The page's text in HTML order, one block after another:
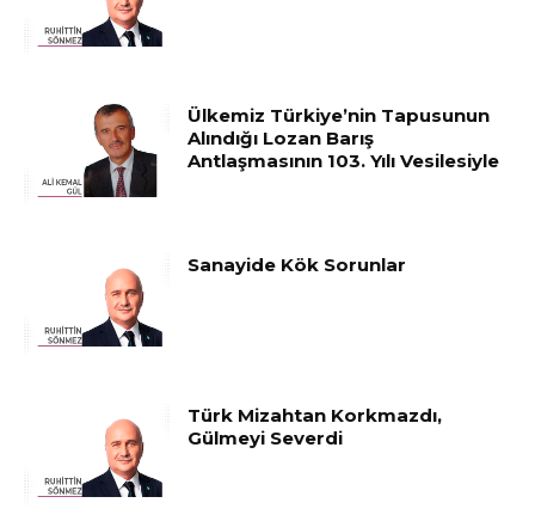
Ülkemiz Türkiye’nin Tapusunun
Alındığı Lozan Barış
Antlaşmasının 103. Yılı Vesilesiyle
Sanayide Kök Sorunlar
Türk Mizahtan Korkmazdı,
Gülmeyi Severdi